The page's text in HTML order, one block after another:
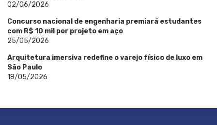
02/06/2026
Concurso nacional de engenharia premiará estudantes
com R$ 10 mil por projeto em aço
25/05/2026
Arquitetura imersiva redefine o varejo físico de luxo em
São Paulo
18/05/2026